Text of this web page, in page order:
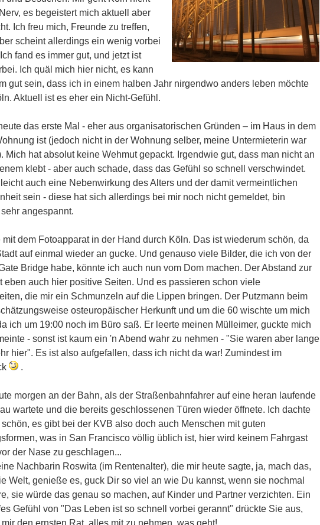
es begeistert mich aktuell aber
Ich freu mich, Freunde zu treffen,
scheint allerdings ein wenig vorbei
fand es immer gut, und jetzt ist
Ich quäl mich hier nicht, es kann
gut sein, dass ich in einem halben Jahr nirgendwo anders leben möchte
Aktuell ist es eher ein Nicht-Gefühl.
das erste Mal - eher aus organisatorischen Gründen – im Haus in dem
ist (jedoch nicht in der Wohnung selber, meine Untermieterin war
Mich hat absolut keine Wehmut gepackt. Irgendwie gut, dass man nicht an
klebt - aber auch schade, dass das Gefühl so schnell verschwindet.
auch eine Nebenwirkung des Alters und der damit vermeintlichen
sein - diese hat sich allerdings bei mir noch nicht gemeldet, bin
angespannt.
mit dem Fotoapparat in der Hand durch Köln. Das ist wiederum schön, da
auf einmal wieder an gucke. Und genauso viele Bilder, die ich von der
Bridge habe, könnte ich auch nun vom Dom machen. Der Abstand zur
eben auch hier positive Seiten. Und es passieren schon viele
die mir ein Schmunzeln auf die Lippen bringen. Der Putzmann beim
osteuropäischer Herkunft und um die 60 wischte um mich
ich um 19:00 noch im Büro saß. Er leerte meinen Mülleimer, guckte mich
- sonst ist kaum ein 'n Abend wahr zu nehmen - "Sie waren aber lange
hier". Es ist also aufgefallen, dass ich nicht da war! Zumindest im
.
morgen an der Bahn, als der Straßenbahnfahrer auf eine heran laufende
wartete und die bereits geschlossenen Türen wieder öffnete. Ich dachte
schön, es gibt bei der KVB also doch auch Menschen mit guten
was in San Francisco völlig üblich ist, hier wird keinem Fahrgast
der Nase zu geschlagen...
Nachbarin Roswita (im Rentenalter), die mir heute sagte, ja, mach das,
Welt, genieße es, guck Dir so viel an wie Du kannst, wenn sie nochmal
sie würde das genau so machen, auf Kinder und Partner verzichten. Ein
Gefühl von "Das Leben ist so schnell vorbei gerannt" drückte Sie aus,
den ernsten Rat, alles mit zu nehmen, was geht!